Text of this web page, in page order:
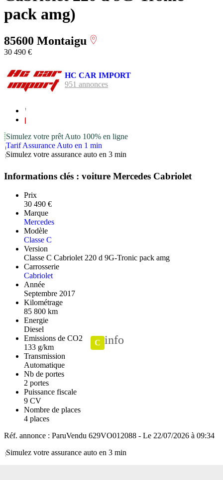
pack amg)
85600 Montaigu
30 490 €
HC CAR IMPORT
951 annonces
Simulez votre prêt Auto 100% en ligne
Tarif Assurance Auto en 1 min
Simulez votre assurance auto en 3 min
Informations clés : voiture Mercedes Cabriolet
Prix
30 490 €
Marque
Mercedes
Modèle
Classe C
Version
Classe C Cabriolet 220 d 9G-Tronic pack amg
Carrosserie
Cabriolet
Année
Septembre 2017
Kilométrage
85 800 km
Energie
Diesel
Emissions de CO2
133 g/km
C info
Transmission
Automatique
Nb de portes
2 portes
Puissance fiscale
9 CV
Nombre de places
4 places
Réf. annonce : ParuVendu 629VO012088 - Le 22/07/2026 à 09:34
Simulez votre assurance auto en 3 min